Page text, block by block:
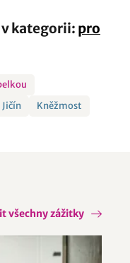
kategorii: pro
Jičín
Kněžmost
všechny zážitky